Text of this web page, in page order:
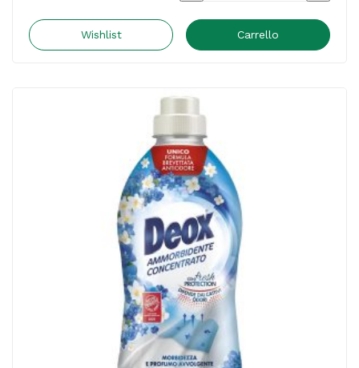
-
Amacasa
quantità
Wishlist Carrello